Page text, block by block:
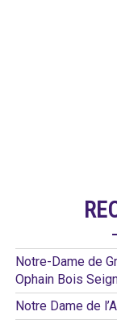
Notre-Dame de
Ophain Bois
Notre Dame de